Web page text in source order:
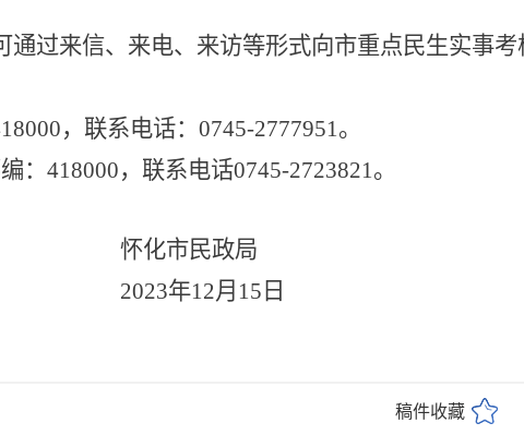
通过来信、来电、来访等形式向市重点民生实事考
，联系电话： 0745-2777951。
： 418000，联系电话0745-2723821。
民政局
3年12月 15 日
稿件收藏